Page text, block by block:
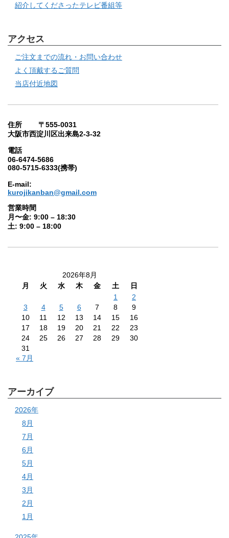
紹介してくださったテレビ番組等
アクセス
ご注文までの流れ・お問い合わせ
よく頂戴するご質問
当店付近地図
住所 〒555-0031
大阪市西淀川区出来島2-3-32
電話
06-6474-5686
080-5715-6333(携帯)
E-mail:
kurojikanban@gmail.com
営業時間
月〜金: 9:00 – 18:30
土: 9:00 – 18:00
2026年8月
月
火 水 木 金 土
日
1
2
3
4 5 6 7 8
9
10
11 12 13 14 15
16
17
18 19 20 21 22
23
24
25 26 27 28 29
30
31
« 7月
アーカイブ
2026年
8月
7月
6月
5月
4月
3月
2月
1月